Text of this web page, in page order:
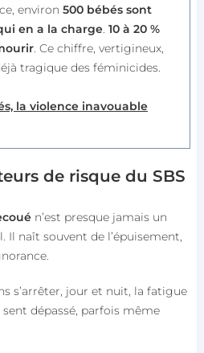
environ 500 bébés sont
en a la charge. 10 à 20 %
. Ce chiffre, vertigineux,
tragique des féminicides.
la violence inavouable
de risque du SBS
n’est presque jamais un
Il naît souvent de l’épuisement,
s’arrêter, jour et nuit, la fatigue
dépassé, parfois même